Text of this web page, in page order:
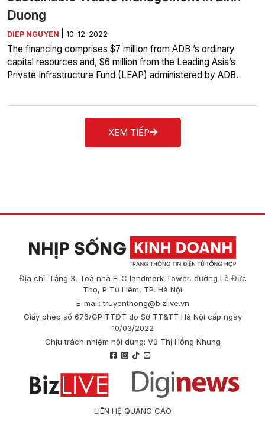
Duong
DIEP NGUYEN 10-12-2022
The financing comprises $7 million from ADB ’s ordinary
capital resources and, $6 million from the Leading Asia’s
Private Infrastructure Fund (LEAP) administered by ADB.
XEM TIẾP
Địa chỉ: Tầng 3, Toà nhà FLC landmark Tower, đường Lê Đức
Thọ, P Từ Liêm, TP. Hà Nội
E-mail:truyenthong@bizlive.vn
Giấy phép số 676/GP-TTĐT do Sở TT&TT Hà Nội cấp ngày
10/03/2022
Chịu trách nhiệm nội dung: Vũ Thị Hồng Nhung
LIÊN HỆ QUẢNG CÁO